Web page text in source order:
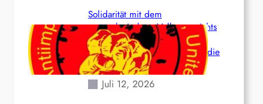
Solidarität mit dem
venezolanischem Volk angesichts
der verlorenen Leben und der
katastrophalen Situation durch die
Erdbeben des 24. Juni!
Juli 12, 2026